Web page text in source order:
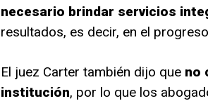
necesario brindar servicios
resultados, es decir, en el
El juez Carter también dijo que no
institución, por lo que los